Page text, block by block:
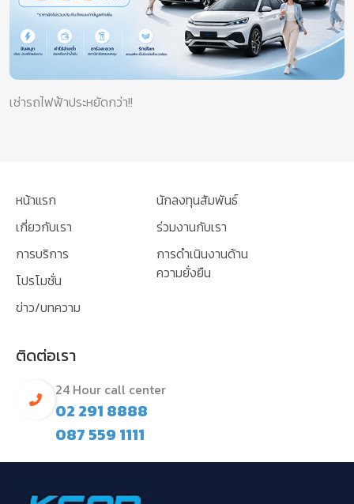
เช่ารถไฟฟ้าประหยัดกว่า!!
หน้าแรก
เกี่ยวกับเรา
การบริการ
โปรโมชั่น
ข่าว/บทความ
นักลงทุนสัมพันธ์
ร่วมงานกับเรา
การดำเนินงานด้าน
ความยั่งยืน
ติดต่อเรา
24 Hour call center
02 291 8888
087 559 1111